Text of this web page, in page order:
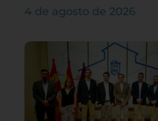
4 de agosto de 2026